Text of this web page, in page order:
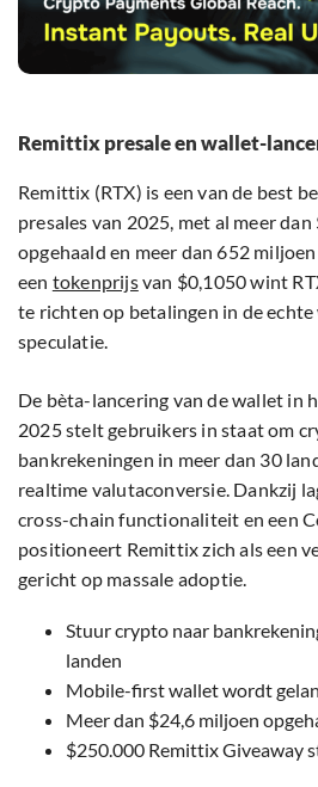
Remittix presale en wallet-
Remittix (RTX) is een van de best
presales van 2025, met al meer
opgehaald en meer dan 652
een tokenprijsvan $0,1050 wint
te richten op betalingen in de
speculatie.
De bèta-lancering van de wallet in
2025 stelt gebruikers in staat om
bankrekeningen in meer dan 30
realtime valutaconversie. Dankzij
cross-chain functionaliteit en een
positioneert Remittix zich als een
gericht op massale adoptie.
Stuur crypto naar
landen
Mobile-first wallet wordt
Meer dan $24,6 miljoen
$250.000 Remittix Giveaway